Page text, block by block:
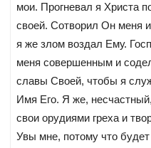
мои. Прогневал я Христа
своей. Сотворил Он меня
я же злом воздал Ему.
меня совершенным и
славы Своей, чтобы я
Имя Его. Я же,
свои орудиями греха и
Увы мне, потому что